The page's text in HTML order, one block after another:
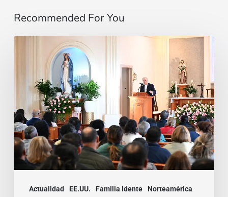
Recommended For You
Actualidad EE.UU. Familia Idente Norteamérica
podía
respirar:
la
Familia